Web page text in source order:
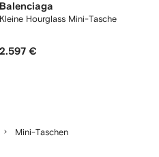
Balenciaga
Kleine Hourglass Mini-Tasche
2.597 €
Mini-Taschen